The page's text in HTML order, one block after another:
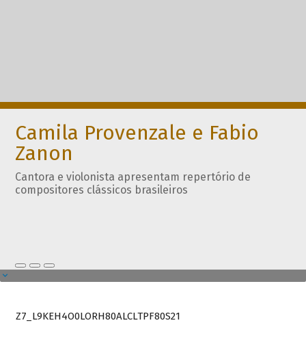
Camila Provenzale e Fabio
Zanon
Cantora e violonista apresentam repertório de
compositores clássicos brasileiros
Z7_L9KEH4O0LORH80ALCLTPF80S21